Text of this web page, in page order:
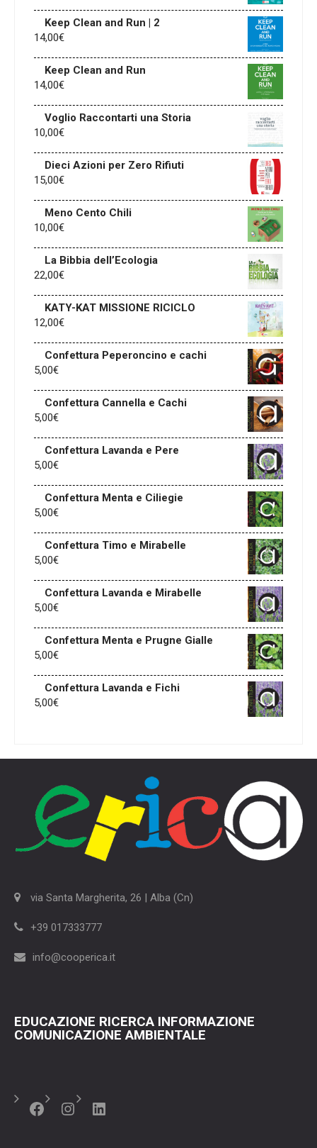
Keep Clean and Run | 2
14,00€
Keep Clean and Run
14,00€
Voglio Raccontarti una Storia
10,00€
Dieci Azioni per Zero Rifiuti
15,00€
Meno Cento Chili
10,00€
La Bibbia dell’Ecologia
22,00€
KATY-KAT MISSIONE RICICLO
12,00€
Confettura Peperoncino e cachi
5,00€
Confettura Cannella e Cachi
5,00€
Confettura Lavanda e Pere
5,00€
Confettura Menta e Ciliegie
5,00€
Confettura Timo e Mirabelle
5,00€
Confettura Lavanda e Mirabelle
5,00€
Confettura Menta e Prugne Gialle
5,00€
Confettura Lavanda e Fichi
5,00€
via Santa Margherita, 26 | Alba (Cn)
+39 017333777
info@cooperica.it
EDUCAZIONE RICERCA INFORMAZIONE
COMUNICAZIONE AMBIENTALE
Facebook
Instagram
LinkedIn